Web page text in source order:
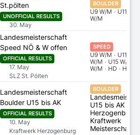
St.pölten
UNOFFICIAL RESULTS
30. May
BOULDER
U9 W/M · U11 W/
W/M
Landesmeisterschaft
Speed NÖ & W offen
OFFICIAL RESULTS
17. May
SLZ St. Pölten
SPEED
U9 W/M · U11 W/
W/M · U15 W/M
W/M · HD · HH
Landesmeisterschaft
Boulder U15 bis AK
OFFICIAL RESULTS
10. May
Kraftwerk Herzogenburg
BOULDER
U15 bis AK und
Kraftwerk
Meisterschaft